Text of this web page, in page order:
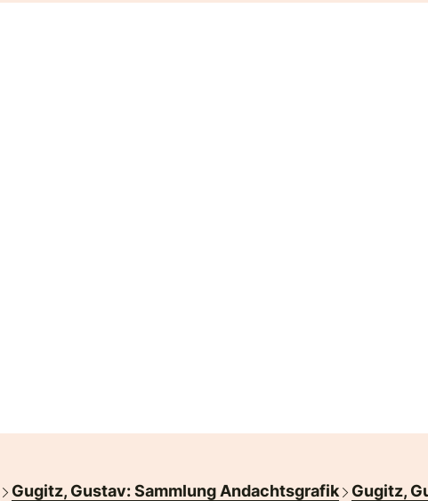
Gugitz, Gustav: Sammlung Andachtsgrafik
Gugitz,